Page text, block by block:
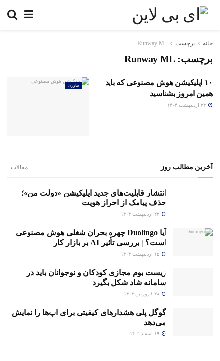
خانه برچسب Runway ML
برچسب:Runway ML
فناوری
۱۰ اپلیکیشن هوش مصنوعی که باید
همین امروز بشناسید
آخرین مطالب روز مقالات
انتشار قابلیت‌های جدید اپلیکیشن «دولت من»؛
حذف پیامک از احراز هویت
آیا Duolingo چهره بحران شغلی هوش مصنوعی
است؟ | بررسی تأثیر AI بر بازار کار
زیست بوم مجازی کودکان و نوجوانان باید در
سامانه شاد شکل بگیرد
گوگل پلی هشدارهای کیفیتی برای اپ‌ها را نمایش
می‌دهد